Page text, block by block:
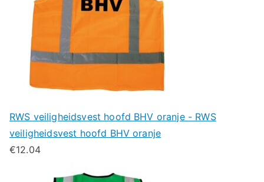
RWS veiligheidsvest hoofd BHV oranje - RWS
veiligheidsvest hoofd BHV oranje
€12.04